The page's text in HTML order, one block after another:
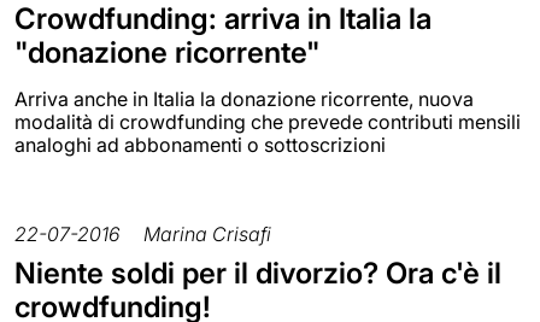
Crowdfunding: arriva in Italia la
"donazione ricorrente"
Arriva anche in Italia la donazione ricorrente, nuova
modalità di crowdfunding che prevede contributi mensili
analoghi ad abbonamenti o sottoscrizioni
22-07-2016 Marina Crisafi
Niente soldi per il divorzio? Ora c'è il
crowdfunding!